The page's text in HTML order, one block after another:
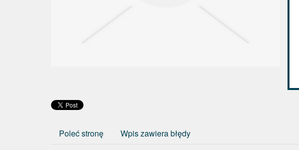
Poleć stronę Wpis zawiera błędy